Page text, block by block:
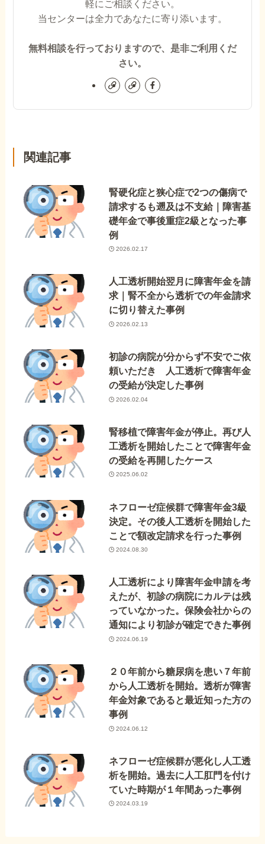
軽にご相談ください。
当センターは全力であなたに寄り添います。
無料相談を行っておりますので、是非ご利用くだ
さい。
関連記事
腎硬化症と狭心症で2つの傷病で
請求するも遡及は不支給｜障害基
礎年金で事後重症2級となった事
例
2026.02.17
人工透析開始翌月に障害年金を請
求｜腎不全から透析での年金請求
に切り替えた事例
2026.02.13
初診の病院が分からず不安でご依
頼いただき 人工透析で障害年金
の受給が決定した事例
2026.02.04
腎移植で障害年金が停止。再び人
工透析を開始したことで障害年金
の受給を再開したケース
2025.06.02
ネフローゼ症候群で障害年金3級
決定。その後人工透析を開始した
ことで額改定請求を行った事例
2024.08.30
人工透析により障害年金申請を考
えたが、初診の病院にカルテは残
っていなかった。保険会社からの
通知により初診が確定できた事例
2024.06.19
２０年前から糖尿病を患い７年前
から人工透析を開始。透析が障害
年金対象であると最近知った方の
事例
2024.06.12
ネフローゼ症候群が悪化し人工透
析を開始。過去に人工肛門を付け
ていた時期が１年間あった事例
2024.03.19